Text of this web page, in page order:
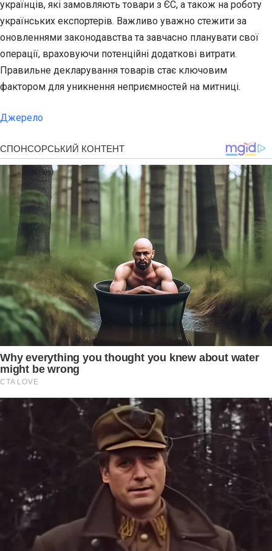
українців, які замовляють товари з ЄС, а також на роботу
українських експортерів. Важливо уважно стежити за
оновленнями законодавства та завчасно планувати свої
операції, враховуючи потенційні додаткові витрати.
Правильне декларування товарів стає ключовим
фактором для уникнення неприємностей на митниці.
Джерело